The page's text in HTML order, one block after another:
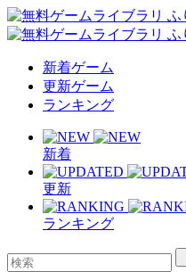
新着ゲーム
更新ゲーム
ランキング
新着
更新
ランキング